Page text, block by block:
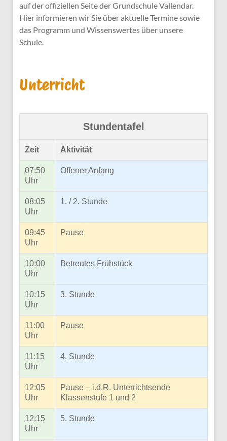
auf der offiziellen Seite der Grundschule Vallendar.
Hier informieren wir Sie über aktuelle Termine sowie
das Programm und Wissenswertes über unsere
Schule.
Unterricht
Stundentafel
Zeit Aktivität
07:50
Uhr
Offener Anfang
08:05
Uhr
1. / 2. Stunde
09:45
Uhr
Pause
10:00
Uhr
Betreutes Frühstück
10:15
Uhr
3. Stunde
11:00
Uhr
Pause
11:15
Uhr
4. Stunde
12:05
Uhr
Pause – i.d.R. Unterrichtsende
Klassenstufe 1 und 2
12:15
Uhr
5. Stunde